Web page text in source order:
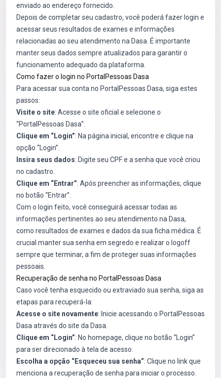
enviado ao endereço fornecido.
Depois de completar seu cadastro, você poderá fazer login e
acessar seus resultados de exames e informações
relacionadas ao seu atendimento na Dasa. É importante
manter seus dados sempre atualizados para garantir o
funcionamento adequado da plataforma.
Como fazer o login no PortalPessoas Dasa
Para acessar sua conta no PortalPessoas Dasa, siga estes
passos:
Visite o site: Acesse o site oficial e selecione o
“PortalPessoas Dasa”.
Clique em “Login”: Na página inicial, encontre e clique na
opção “Login”.
Insira seus dados: Digite seu CPF e a senha que você criou
no cadastro.
Clique em “Entrar”: Após preencher as informações, clique
no botão “Entrar”.
Com o login feito, você conseguirá acessar todas as
informações pertinentes ao seu atendimento na Dasa,
como resultados de exames e dados da sua ficha médica. É
crucial manter sua senha em segredo e realizar o logoff
sempre que terminar, a fim de proteger suas informações
pessoais.
Recuperação de senha no PortalPessoas Dasa
Caso você tenha esquecido ou extraviado sua senha, siga as
etapas para recuperá-la:
Acesse o site novamente: Inicie acessando o PortalPessoas
Dasa através do site da Dasa.
Clique em “Login”: No homepage, clique no botão “Login”
para ser direcionado à tela de acesso.
Escolha a opção “Esqueceu sua senha”: Clique no link que
menciona a recuperação de senha para iniciar o processo.